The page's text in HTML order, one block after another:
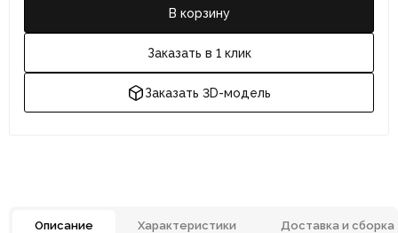
В корзину
Заказать в 1 клик
Заказать 3D-модель
Описание Характеристики Доставка и сборка